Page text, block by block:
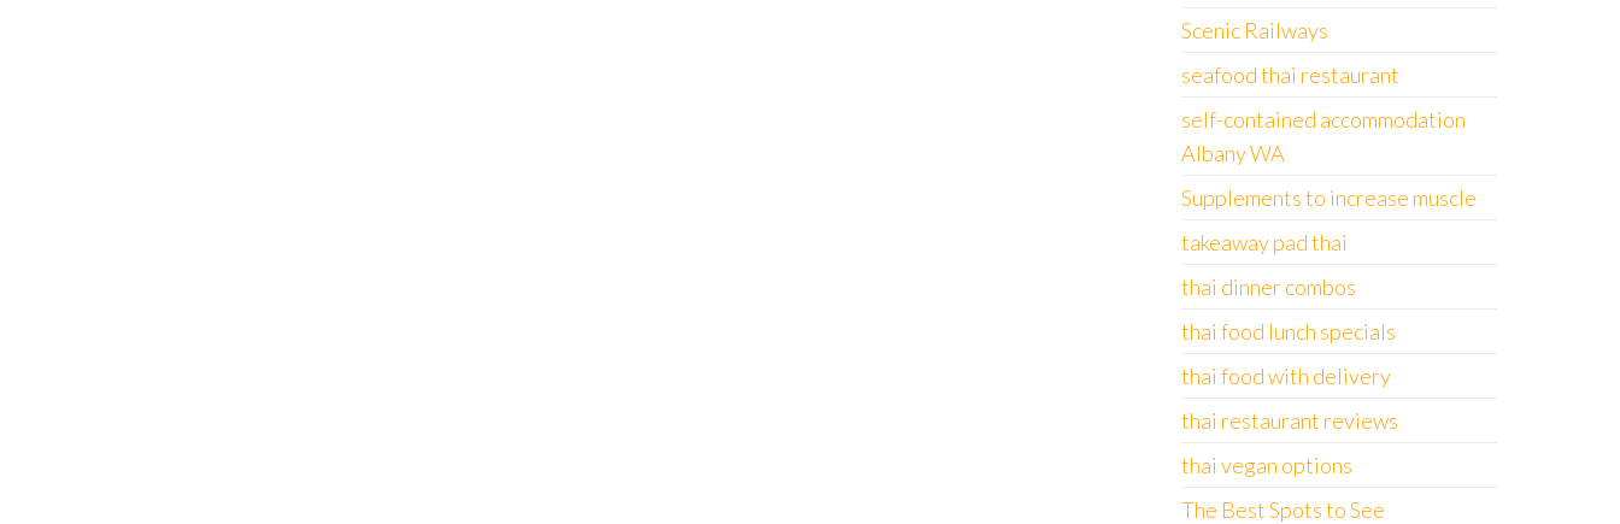
Scenic Railways
seafood thai restaurant
self-contained accommodation
Albany WA
Supplements to increase muscle
takeaway pad thai
thai dinner combos
thai food lunch specials
thai food with delivery
thai restaurant reviews
thai vegan options
The Best Spots to See